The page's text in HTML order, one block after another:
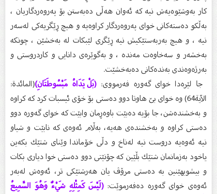
كار بەوشێوەیەش نیە كە ئەوان هەڵى دەبەستن بۆ پەروەردگاریان ،
بەڵكو دەستەكانى خواى پەروەردگار كراوەیە و هیچ ڕێگریەكى لەسەر
نیە ، و هیچ بەربەستێكیش نیە ڕێگرى لێبكات لە بەخشێن ، چونكە
بەخشەر و سەخاوەت مەندە ، و بەگوێرەى دانایی و كاردروستى و
بەرژەوەندى بەندەكانى دەبەخشێت.
جا لێرەدا خواى گەورە فەرمووى:(بَلْ يَدَاهُ مَبْسُوطَتَانِ)(المائدة:
الآية64) وە خواى بێ هاوتا دوو دەستى بۆ خۆى ئیسبات كرد كە كراوە
و بەخشندەشن، جا بۆیە دەبێت باوەڕمان وابێت كە خواى گەورە دوو
دەستى كراوە و بەخشندەى هەیە، بەڵام ئەوەى كە نابێت و شیاو
نیە ئەوەیە دروست نیە لەناخ و دڵى خۆماندا وێناى شتێك بكەین
یاخود بەزمانمان شتێك بڵێین كە چۆنێتى دوو دەستى خوا دیارى بكات
و بیشوبهێنین بە دەستى مرۆڤ یان هەرشتێكى تر، ئەوەش لەبەر
ئەوەى خواى گەورە دەفەرموێت:(لَيْسَ كَمِثْلِهِ شَيْءٌ وَهُوَ السَّمِيعُ